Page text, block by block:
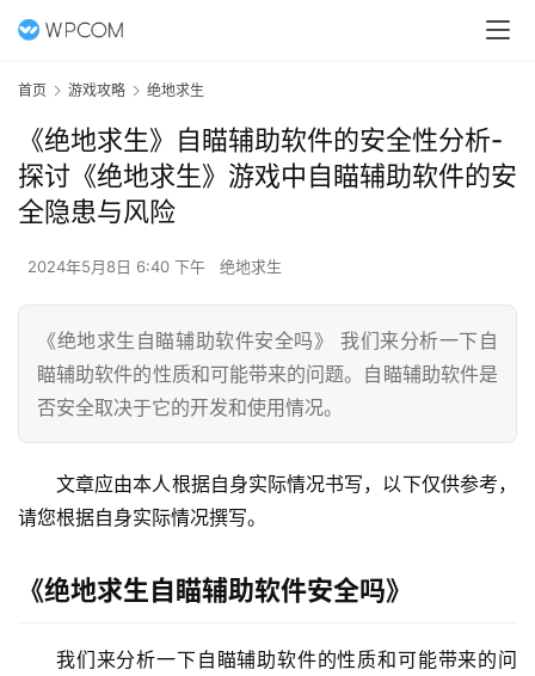
首页 游戏攻略 绝地求生
《绝地求生》自瞄辅助软件的安全性分析-
探讨《绝地求生》游戏中自瞄辅助软件的安
全隐患与风险
2024年5月8日 6:40 下午 绝地求生
《绝地求生自瞄辅助软件安全吗》 我们来分析一下自
瞄辅助软件的性质和可能带来的问题。自瞄辅助软件是
否安全取决于它的开发和使用情况。
文章应由本人根据自身实际情况书写，以下仅供参考，
请您根据自身实际情况撰写。
《绝地求生自瞄辅助软件安全吗》
我们来分析一下自瞄辅助软件的性质和可能带来的问